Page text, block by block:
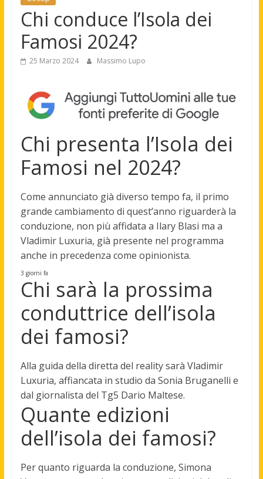
Chi conduce l’Isola dei
Famosi 2024?
25 Marzo 2024 Massimo Lupo
Chi presenta l’Isola dei
Famosi nel 2024?
Come annunciato già diverso tempo fa, il primo
grande cambiamento di quest’anno riguarderà la
conduzione, non più affidata a Ilary Blasi ma a
Vladimir Luxuria, già presente nel programma
anche in precedenza come opinionista.
3 giorni fa
Chi sarà la prossima
conduttrice dell’isola
dei famosi?
Alla guida della diretta del reality sarà Vladimir
Luxuria, affiancata in studio da Sonia Bruganelli e
dal giornalista del Tg5 Dario Maltese.
Quante edizioni
dell’isola dei famosi?
Per quanto riguarda la conduzione, Simona